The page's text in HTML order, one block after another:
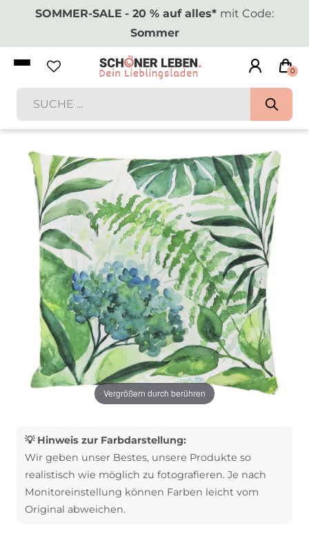
SOMMER-SALE - 20 % auf alles* mit Code:
Sommer
0
Vergrößern durch berühren
💡 Hinweis zur Farbdarstellung:
Wir geben unser Bestes, unsere Produkte so
realistisch wie möglich zu fotografieren. Je nach
Monitoreinstellung können Farben leicht vom
Original abweichen.